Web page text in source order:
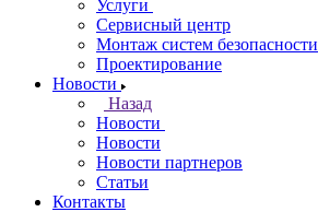
Услуги
Сервисный центр
Монтаж систем безопасности
Проектирование
Новости
Назад
Новости
Новости
Новости партнеров
Статьи
Контакты